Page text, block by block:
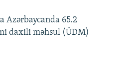
360p 480p
360p
480p
Azərbaycanda 65.2
daxili məhsul (ÜDM)